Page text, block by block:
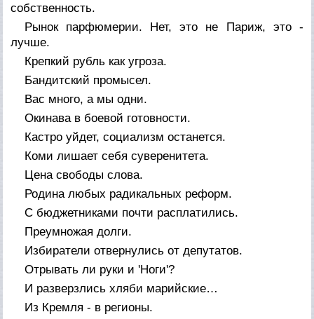
собственность.
Рынок парфюмерии. Нет, это не Париж, это -
лучше.
Крепкий рубль как угроза.
Бандитский промысел.
Вас много, а мы одни.
Окинава в боевой готовности.
Кастро уйдет, социализм останется.
Коми лишает себя суверенитета.
Цена свободы слова.
Родина любых радикальных реформ.
С бюджетниками почти расплатились.
Преумножая долги.
Избиратели отвернулись от депутатов.
Отрывать ли руки и 'Ноги'?
И разверзлись хляби марийские…
Из Кремля - в регионы.